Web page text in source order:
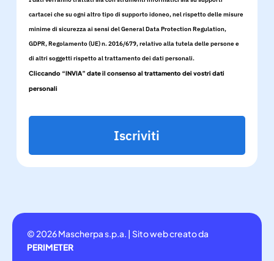
cartacei che su ogni altro tipo di supporto idoneo, nel rispetto delle misure
minime di sicurezza ai sensi del General Data Protection Regulation,
GDPR, Regolamento (UE) n. 2016/679, relativo alla tutela delle persone e
di altri soggetti rispetto al trattamento dei dati personali.
Cliccando “INVIA” date il consenso al trattamento dei vostri dati
personali
Iscriviti
© 2026 Mascherpa s.p.a. | Sito web creato da
PERIMETER